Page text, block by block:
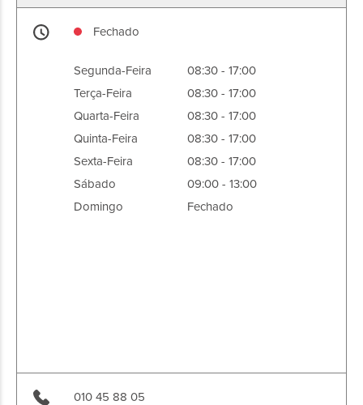
Fechado
Segunda-Feira
08:30 - 17:00
Terça-Feira
08:30 - 17:00
Quarta-Feira
08:30 - 17:00
Quinta-Feira
08:30 - 17:00
Sexta-Feira
08:30 - 17:00
Sábado
09:00 - 13:00
Domingo
Fechado
010 45 88 05